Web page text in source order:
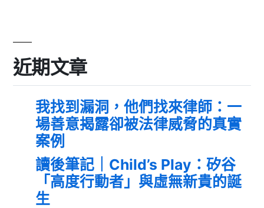
近期文章
我找到漏洞，他們找來律師：一
場善意揭露卻被法律威脅的真實
案例
讀後筆記｜Child’s Play：矽谷
「高度行動者」與虛無新貴的誕
生